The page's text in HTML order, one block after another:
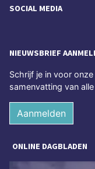
SOCIAL MEDIA
NIEUWSBRIEF
Schrijf je in voor
samenvatting van
Aanmelden
ONLINE DAGBLADEN